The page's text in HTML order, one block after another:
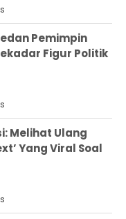
Pemimpin
Figur Politik
Melihat Ulang
Yang Viral Soal